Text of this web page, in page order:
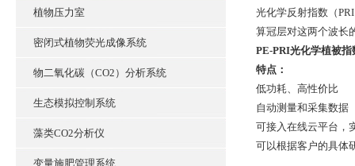
植物压力室
密闭式植物荧光成像系统
物二氧化碳（CO2）分析系统
生态模拟控制系统
藻类CO2分析仪
变量施肥管理系统
光化学反射指数（
算冠层对这两个波长
PE-PRI光化学植被指
特点：
低功耗、高性价比
自动测量和采集数据
可接入在线云平台，
可以根据客户的具体